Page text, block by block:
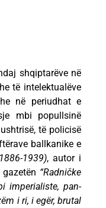
shqiptarëve në
të intelektualëve
në periudhat e
mbi popullsinë
të policisë
ballkanike e
1939), autor i
“Radničke
imperialiste, pan-
i ri, i egër, brutal